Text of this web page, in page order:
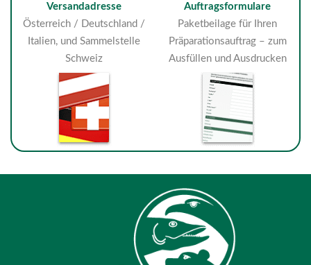
Versandadresse
Österreich / Deutschland /
Italien, und Sammelstelle
Schweiz
Auftragsformulare
Paketbeilage für Ihren
Präparationsauftrag – zum
Ausfüllen und Ausdrucken